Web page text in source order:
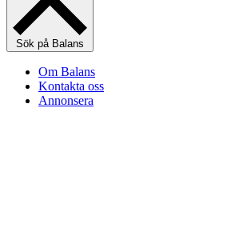
Sök på Balans
Om Balans
Kontakta oss
Annonsera